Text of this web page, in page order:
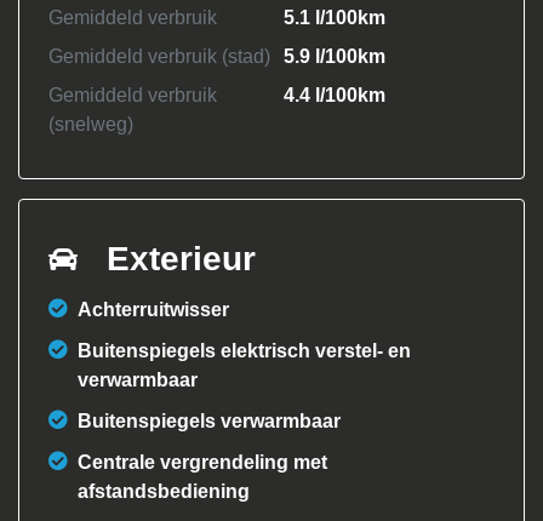
Gemiddeld verbruik
5.1 l/100km
Gemiddeld verbruik (stad)
5.9 l/100km
Gemiddeld verbruik
(snelweg)
4.4 l/100km
Exterieur
Achterruitwisser
Buitenspiegels elektrisch verstel- en
verwarmbaar
Buitenspiegels verwarmbaar
Centrale vergrendeling met
afstandsbediening